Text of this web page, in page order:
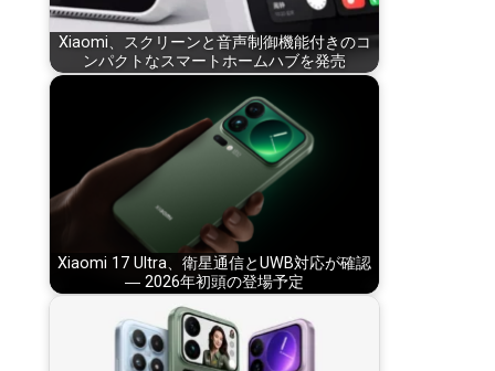
Xiaomi、スクリーンと音声制御機能付きのコ
ンパクトなスマートホームハブを発売
Xiaomi 17 Ultra、衛星通信とUWB対応が確認
― 2026年初頭の登場予定